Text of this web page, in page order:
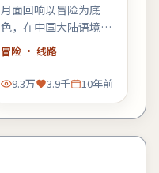
月面回响以冒险为底
色，在中国大陆语境里
铺陈悬念：当日常秩序
出现第一道裂缝，每个
人都必须重新选择立
冒险 · 线路
9.3万 3.9千 10年前